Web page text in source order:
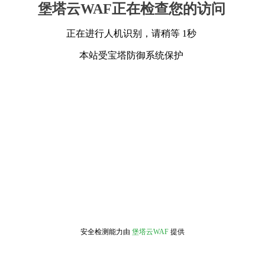
堡塔云WAF正在检查您的访问
正在进行人机识别，请稍等 1秒
本站受宝塔防御系统保护
安全检测能力由 堡塔云WAF 提供